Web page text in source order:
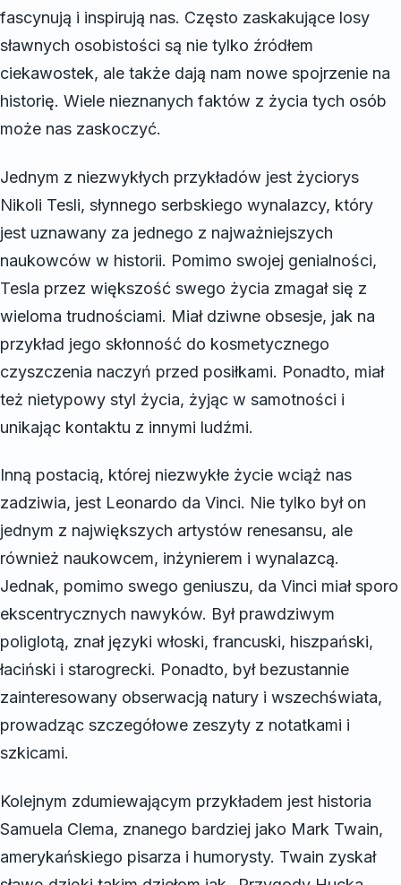
fascynują i inspirują nas. Często zaskakujące losy
sławnych osobistości są nie tylko źródłem
ciekawostek, ale także dają nam nowe spojrzenie na
historię. Wiele nieznanych faktów z życia tych osób
może nas zaskoczyć.
Jednym z niezwykłych przykładów jest życiorys
Nikoli Tesli, słynnego serbskiego wynalazcy, który
jest uznawany za jednego z najważniejszych
naukowców w historii. Pomimo swojej genialności,
Tesla przez większość swego życia zmagał się z
wieloma trudnościami. Miał dziwne obsesje, jak na
przykład jego skłonność do kosmetycznego
czyszczenia naczyń przed posiłkami. Ponadto, miał
też nietypowy styl życia, żyjąc w samotności i
unikając kontaktu z innymi ludźmi.
Inną postacią, której niezwykłe życie wciąż nas
zadziwia, jest Leonardo da Vinci. Nie tylko był on
jednym z największych artystów renesansu, ale
również naukowcem, inżynierem i wynalazcą.
Jednak, pomimo swego geniuszu, da Vinci miał sporo
ekscentrycznych nawyków. Był prawdziwym
poliglotą, znał języki włoski, francuski, hiszpański,
łaciński i starogrecki. Ponadto, był bezustannie
zainteresowany obserwacją natury i wszechświata,
prowadząc szczegółowe zeszyty z notatkami i
szkicami.
Kolejnym zdumiewającym przykładem jest historia
Samuela Clema, znanego bardziej jako Mark Twain,
amerykańskiego pisarza i humorysty. Twain zyskał